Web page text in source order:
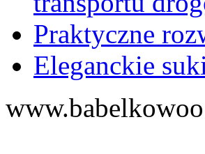
Praktyczne
Eleganckie